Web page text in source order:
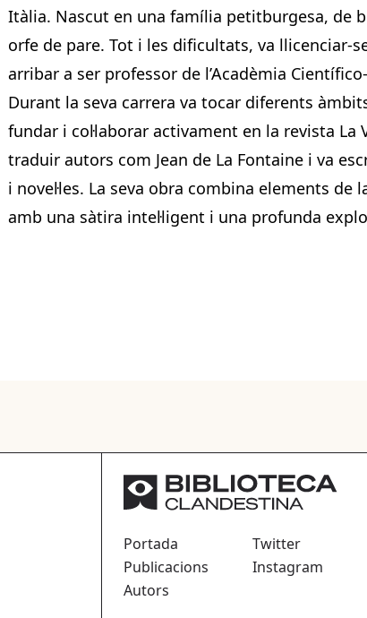
Itàlia. Nascut en una família petitburgesa, de
orfe de pare. Tot i les dificultats, va llicenciar-
arribar a ser professor de l’Acadèmia
Durant la seva carrera va tocar diferents
fundar i col·laborar activament en la revista La
traduir autors com Jean de La Fontaine i va
i novel·les. La seva obra combina elements de
amb una sàtira intel·ligent i una profunda
Portada
Publicacions
Autors
Twitter
Instagram